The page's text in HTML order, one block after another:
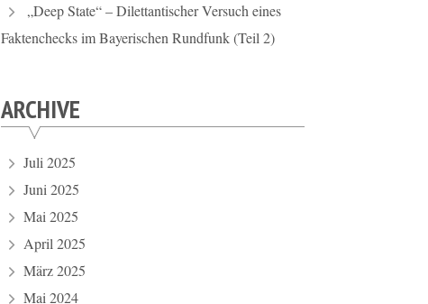
„Deep State“ – Dilettantischer Versuch eines
Faktenchecks im Bayerischen Rundfunk (Teil 2)
ARCHIVE
Juli 2025
Juni 2025
Mai 2025
April 2025
März 2025
Mai 2024